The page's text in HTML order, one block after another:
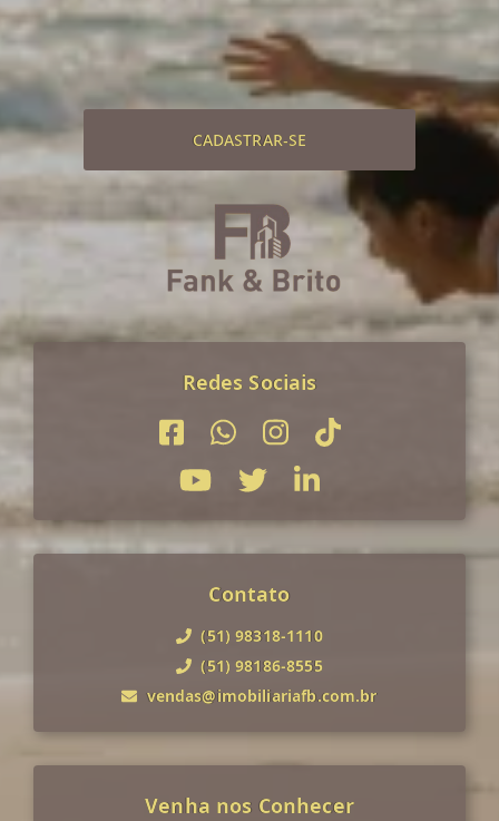
CADASTRAR-SE
Redes Sociais
Contato
(51) 98318-1110
(51) 98186-8555
vendas@imobiliariafb.com.br
Venha nos Conhecer